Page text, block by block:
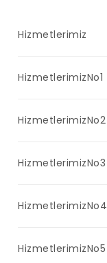
Hizmetlerimiz
HizmetlerimizNo1
HizmetlerimizNo2
HizmetlerimizNo3
HizmetlerimizNo4
HizmetlerimizNo5